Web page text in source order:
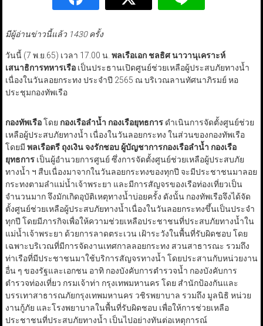
มีผู้อ่านข่าวนี้แล้ว 1430 ครั้ง
วันนี้ (7 พ.ย.65) เวลา 17.00 น. พลเรือเอก ชลธิศ นาวานุเคราะห์
เสนาธิการทหารเรือเป็นประธานเปิดศูนย์ช่วยเหลือผู้ประสบภัยทางน้ำ
เนื่องในวันลอยกระทง ประจำปี 2565 ณ บริเวณลานทัศนาภิรมย์ หอ
ประชุมกองทัพเรือ
กองทัพเรือโดย กองเรือลำน้ำ กองเรือยุทธการดำเนินการจัดตั้งศูนย์ช่วย
เหลือผู้ประสบภัยทางน้ำ เนื่องในวันลอยกระทง ในส่วนของกองทัพเรือ
โดยมี พลเรือตรี ถุงเงิน จงรักชอบ ผู้บัญชาการกองเรือลำน้ำ กองเรือ
ยุทธการเป็นผู้อำนวยการศูนย์ ซึ่งการจัดตั้งศูนย์ช่วยเหลือผู้ประสบภัย
ทางน้ำ ฯ สืบเนื่องมาจากในวันลอยกระทงของทุกปี จะมีประชาชนมาลอย
กระทงตามลำแม่น้ำเจ้าพระยา และมีการสัญจรของเรือท่องเที่ยวเป็น
จำนวนมาก จึงมักเกิดอุบัติเหตุทางน้ำบ่อยครั้ง ดังนั้น กองทัพเรือจึงได้จัด
ตั้งศูนย์ช่วยเหลือผู้ประสบภัยทางน้ำเนื่องในวันลอยกระทงขึ้นเป็นประจำ
ทุกปี โดยมีภารกิจเพื่อให้ความช่วยเหลือประชาชนที่ประสบภัยทางน้ำใน
แม่น้ำเจ้าพระยา ด้วยการลาดตระเวน เฝ้าระวังในพื้นที่รับผิดชอบ โดย
เฉพาะบริเวณที่มีการจัดงานเทศกาลลอยกระทง สวนสาธารณะ รวมถึง
ท่าเรือที่มีประชาชนมาใช้บริการสัญจรทางน้ำ โดยประสานกับหน่วยงาน
อื่น ๆ ของรัฐและเอกชน อาทิ กองบังคับการตำรวจน้ำ กองบังคับการ
ตำรวจท่องเที่ยว กรมเจ้าท่า กรุงเทพมหานคร โดย สำนักป้องกันและ
บรรเทาสาธารณภัยกรุงเทพมหานคร วชิรพยาบาล รวมถึง มูลนิธิ หน่วย
งานกู้ภัย และโรงพยาบาลในพื้นที่รับผิดชอบ เพื่อให้การช่วยเหลือ
ประชาชนที่ประสบภัยทางน้ำ เป็นไปอย่างทันต่อเหตุการณ์